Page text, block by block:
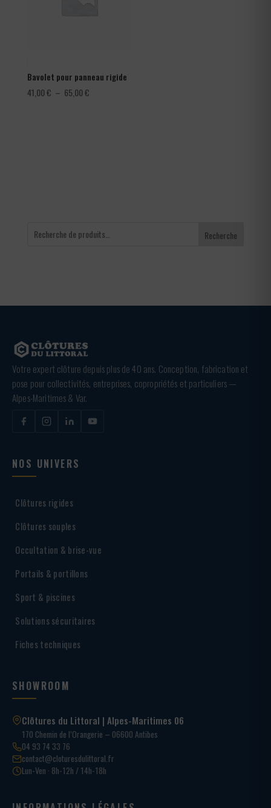
Bavolet pour panneau rigide
41,00€ – 65,00€Plage
Recherche
Votre expert clôture depuis plus de 40 ans. Conception, fabrication et
pose pour collectivités, entreprises, copropriétés et particuliers —
Alpes-Maritimes & Var.
NOS UNIVERS
Clôtures rigides
Clôtures souples
Occultation & brise-vue
Portails & portillons
Sport & piscines
Solutions sécuritaires
Fiches techniques
SHOWROOM
Clôtures du Littoral | Alpes-Maritimes 06
170 Chemin de l’Orangerie – 06600 Antibes
04 93 74 33 76
contact@cloturesdulittoral.fr
Lun-Ven · 8h-12h / 14h-18h